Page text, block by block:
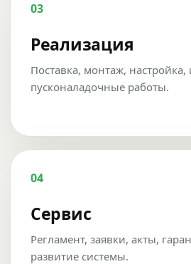
03
Реализация
Поставка, монтаж, настройка,
пусконаладочные работы.
04
Сервис
Регламент, заявки, акты,
развитие системы.